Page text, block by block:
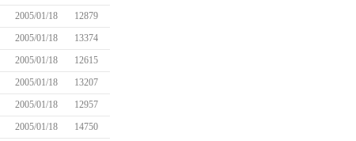
2005/01/18
12879
2005/01/18
13374
2005/01/18
12615
2005/01/18
13207
2005/01/18
12957
2005/01/18
14750